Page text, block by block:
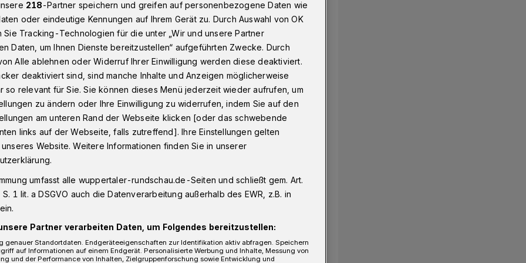
Fahrradfahrer auf Wuppertaler Nordbahntrasse reanimiert​
auf
reanimiert
am Sonntag (31. März 2024) nach
Nordbahntrasse wiederbelebt
218-Partner speichern und greifen auf personenbezogene Daten wie
oder eindeutige Kennungen auf Ihrem Gerät zu. Durch Auswahl von OK
Sie Tracking-Technologien für die unter „Wir und unsere Partner
Daten, um Ihnen Dienste bereitzustellen“ aufgeführten Zwecke. Durch
Alle ablehnen oder Widerruf Ihrer Einwilligung werden diese deaktiviert.
deaktiviert sind, sind manche Inhalte und Anzeigen möglicherweise
so relevant für Sie. Sie können dieses Menü jederzeit wieder aufrufen, um
zu ändern oder Ihre Einwilligung zu widerrufen, indem Sie auf den
am unteren Rand der Webseite klicken [oder das schwebende
links auf der Webseite, falls zutreffend]. Ihre Einstellungen gelten
Website. Weitere Informationen finden Sie in unserer
umfasst alle wuppertaler-rundschau.de-Seiten und schließt gem. Art.
1 lit. a DSGVO auch die Datenverarbeitung außerhalb des EWR, z.B. in
Partner verarbeiten Daten, um Folgendes bereitzustellen:
genauer Standortdaten. Endgeräteeigenschaften zur Identifikation aktiv abfragen. Speichern
auf Informationen auf einem Endgerät. Personalisierte Werbung und Inhalte, Messung von
und der Performance von Inhalten, Zielgruppenforschung sowie Entwicklung und